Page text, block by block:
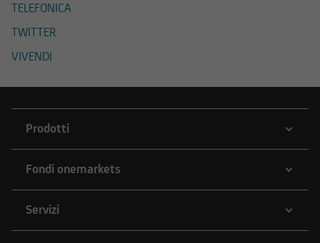
TELEFONICA
TWITTER
VIVENDI
Prodotti
Fondi onemarkets
Servizi
cui il Sito sia collegato attraverso hyperlink.
hanno finalità informativa, e/o
prodotto, strumento, servizio di investimento
cui fa riferimento il Sito potrebbe essere non
adeguato per l'utente; prima di effettuare
informazioni pubblicate sul Sito ai fini delle
proprie decisioni di investimento, alla luce dei